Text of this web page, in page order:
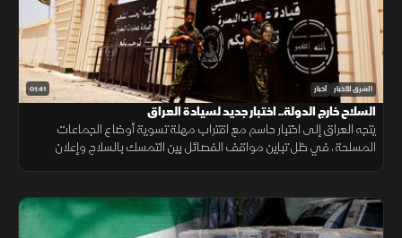
01:41 الشرق للأخبار أخبار
السلاح خارج الدولة.. اختبار جديد لسيادة العراق
يتجه العراق إلى اختبار حاسم مع اقتراب مهلة تسوية أوضاع الجماعات
المسلحة، في ظل تباين مواقف الفصائل بين التمسك بالسلاح وإعلان